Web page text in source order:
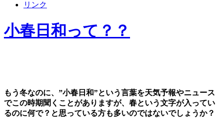
リンク
小春日和って？？
もう冬なのに、 ”小春日和”という言葉を天気予報やニュース
でこの時期聞くことがありますが、春という文字が入ってい
るのに何で？と思っている方も多いのではないでしょうか？